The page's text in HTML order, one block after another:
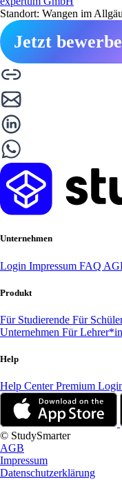
Standort: Wangen im Allgäu
Jetzt
Unternehmen
Login Impressum FAQ
Produkt
Für Studierende Für
Unternehmen Für
Help
Help CenterPremium
© StudySmarter
AGB
Impressum
Datenschutzerklärung